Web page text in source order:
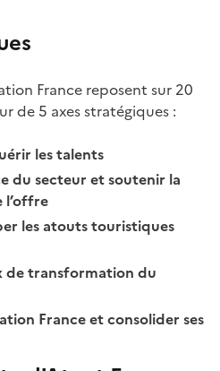
France reposent sur 20
de 5 axes stratégiques :
les talents
du secteur et soutenir la
l’offre
les atouts touristiques
de transformation du
France et consolider ses